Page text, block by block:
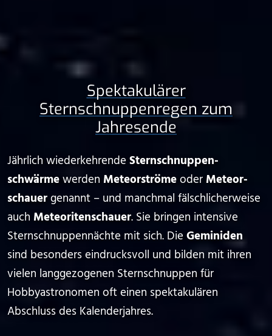
Spektakulärer
Sternschnuppenregen zum
Jahresende
Jährlich wiederkehrende Sternschnuppen­
schwärmewerden Meteor­strömeoder Meteor­
schauergenannt – und manchmal fälschlicherweise
auch Meteoriten­schauer. Sie bringen intensive
Sternschnuppen­nächte mit sich. Die Geminiden
sind besonders eindrucksvoll und bilden mit ihren
vielen langgezogenen Sternschnuppen für
Hobbyastronomen oft einen spektakulären
Abschluss des Kalenderjahres.